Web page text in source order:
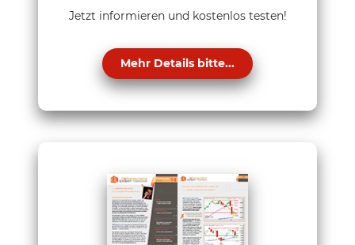
Jetzt informieren und kostenlos testen!
Mehr Details bitte...